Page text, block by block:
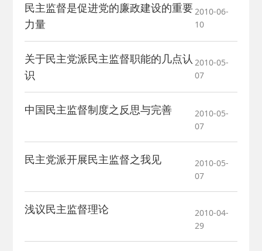
· 中国民主建国会… 2026-02-25
· 中国民主建国会… 2025-08-28
2025-04-10
· 中国民主建国会…
· 中国民主建国会… 2024-08-28
2024-03-04
民主监督是促进党的廉政建设的重要
力量
2010-06-
10
关于民主党派民主监督职能的几点认
识
2010-05-
07
中国民主监督制度之反思与完善
2010-05-
07
民主党派开展民主监督之我见
2010-05-
07
浅议民主监督理论
2010-04-
29